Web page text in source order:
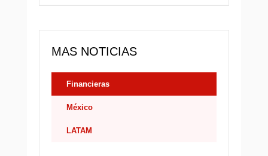
MAS NOTICIAS
Financieras
México
LATAM